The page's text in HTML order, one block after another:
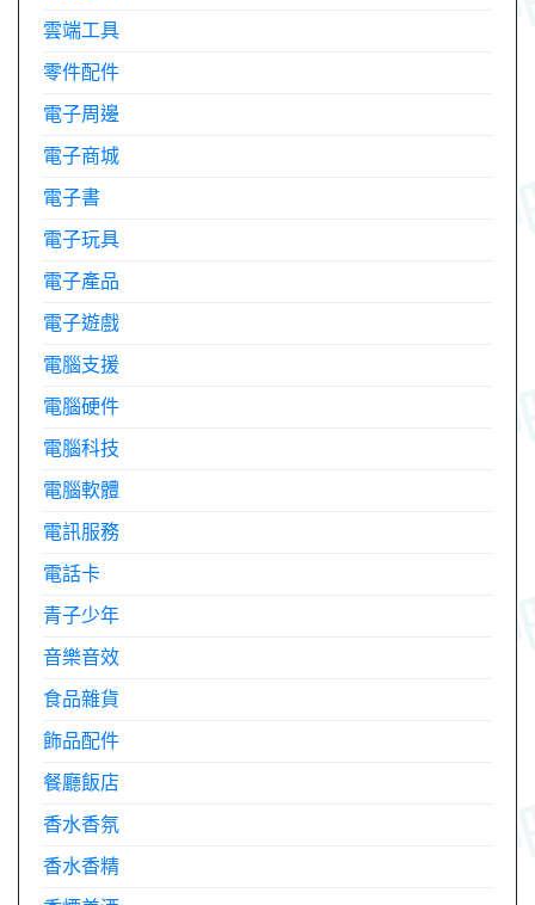
雲端工具
零件配件
電子周邊
電子商城
電子書
電子玩具
電子產品
電子遊戲
電腦支援
電腦硬件
電腦科技
電腦軟體
電訊服務
電話卡
青子少年
音樂音效
食品雜貨
飾品配件
餐廳飯店
香水香氛
香水香精